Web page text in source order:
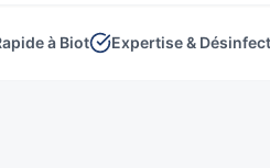
à Biot Expertise &